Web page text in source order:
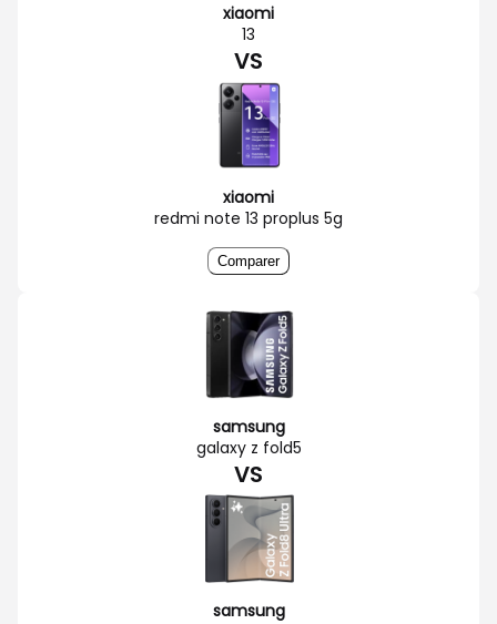
xiaomi
13
VS
xiaomi
redmi note 13 proplus 5g
Comparer
samsung
galaxy z fold5
VS
samsung